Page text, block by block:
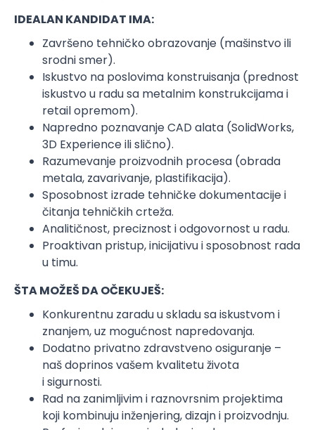
IDEALAN KANDIDAT IMA:
Završeno tehničko obrazovanje (mašinstvo ili
srodni smer).
Iskustvo na poslovima konstruisanja (prednost
iskustvo u radu sa metalnim konstrukcijama i
retail opremom).
Napredno poznavanje CAD alata (SolidWorks,
3D Experience ili slično).
Razumevanje proizvodnih procesa (obrada
metala, zavarivanje, plastifikacija).
Sposobnost izrade tehničke dokumentacije i
čitanja tehničkih crteža.
Analitičnost, preciznost i odgovornost u radu.
Proaktivan pristup, inicijativu i sposobnost rada
u timu.
ŠTA MOŽEŠ DA OČEKUJEŠ:
Konkurentnu zaradu u skladu sa iskustvom i
znanjem, uz mogućnost napredovanja.
Dodatno privatno zdravstveno osiguranje –
naš doprinos vašem kvalitetu života
i sigurnosti.
Rad na zanimljivim i raznovrsnim projektima
koji kombinuju inženjering, dizajn i proizvodnju.